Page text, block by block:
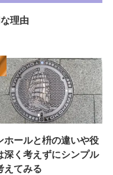
理由
ホールと枡の違いや役
深く考えずにシンプル
えてみる